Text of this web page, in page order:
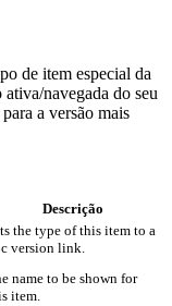
de item especial da
navegada do seu
a versão mais
Descrição
the type of this item to a
version link.
name to be shown for
item.